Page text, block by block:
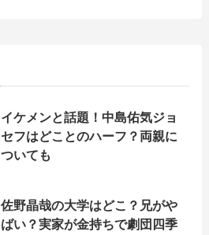
イケメンと話題！中島佑気ジョ
セフはどことのハーフ？両親に
ついても
佐野晶哉の大学はどこ？兄がや
ばい？実家が金持ちで劇団四季